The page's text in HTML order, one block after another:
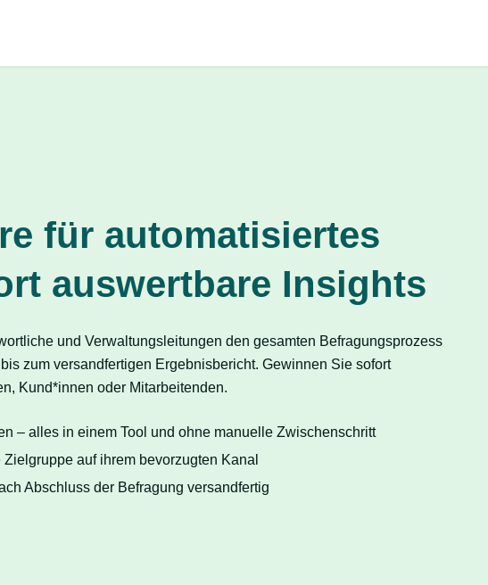
für automatisiertes
auswertbare Insights
und Verwaltungsleitungen den gesamten Befragungsprozess
zum versandfertigen Ergebnisbericht. Gewinnen Sie sofort
Kund*innen oder Mitarbeitenden.
– alles in einem Tool und ohne manuelle Zwischenschritt
auf ihrem bevorzugten Kanal
Abschluss der Befragung versandfertig